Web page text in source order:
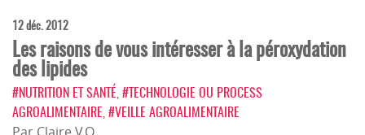
12 déc. 2012
Les raisons de vous intéresser à la péroxydation
des lipides
#NUTRITION ET SANTÉ #TECHNOLOGIE OU PROCESS
AGROALIMENTAIRE #VEILLE AGROALIMENTAIRE